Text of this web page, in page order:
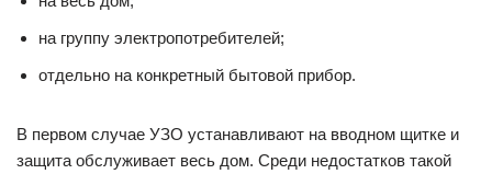
на группу электропотребителей;
отдельно на конкретный бытовой прибор.
В первом случае УЗО устанавливают на вводном щитке и
защита обслуживает весь дом. Среди недостатков такой